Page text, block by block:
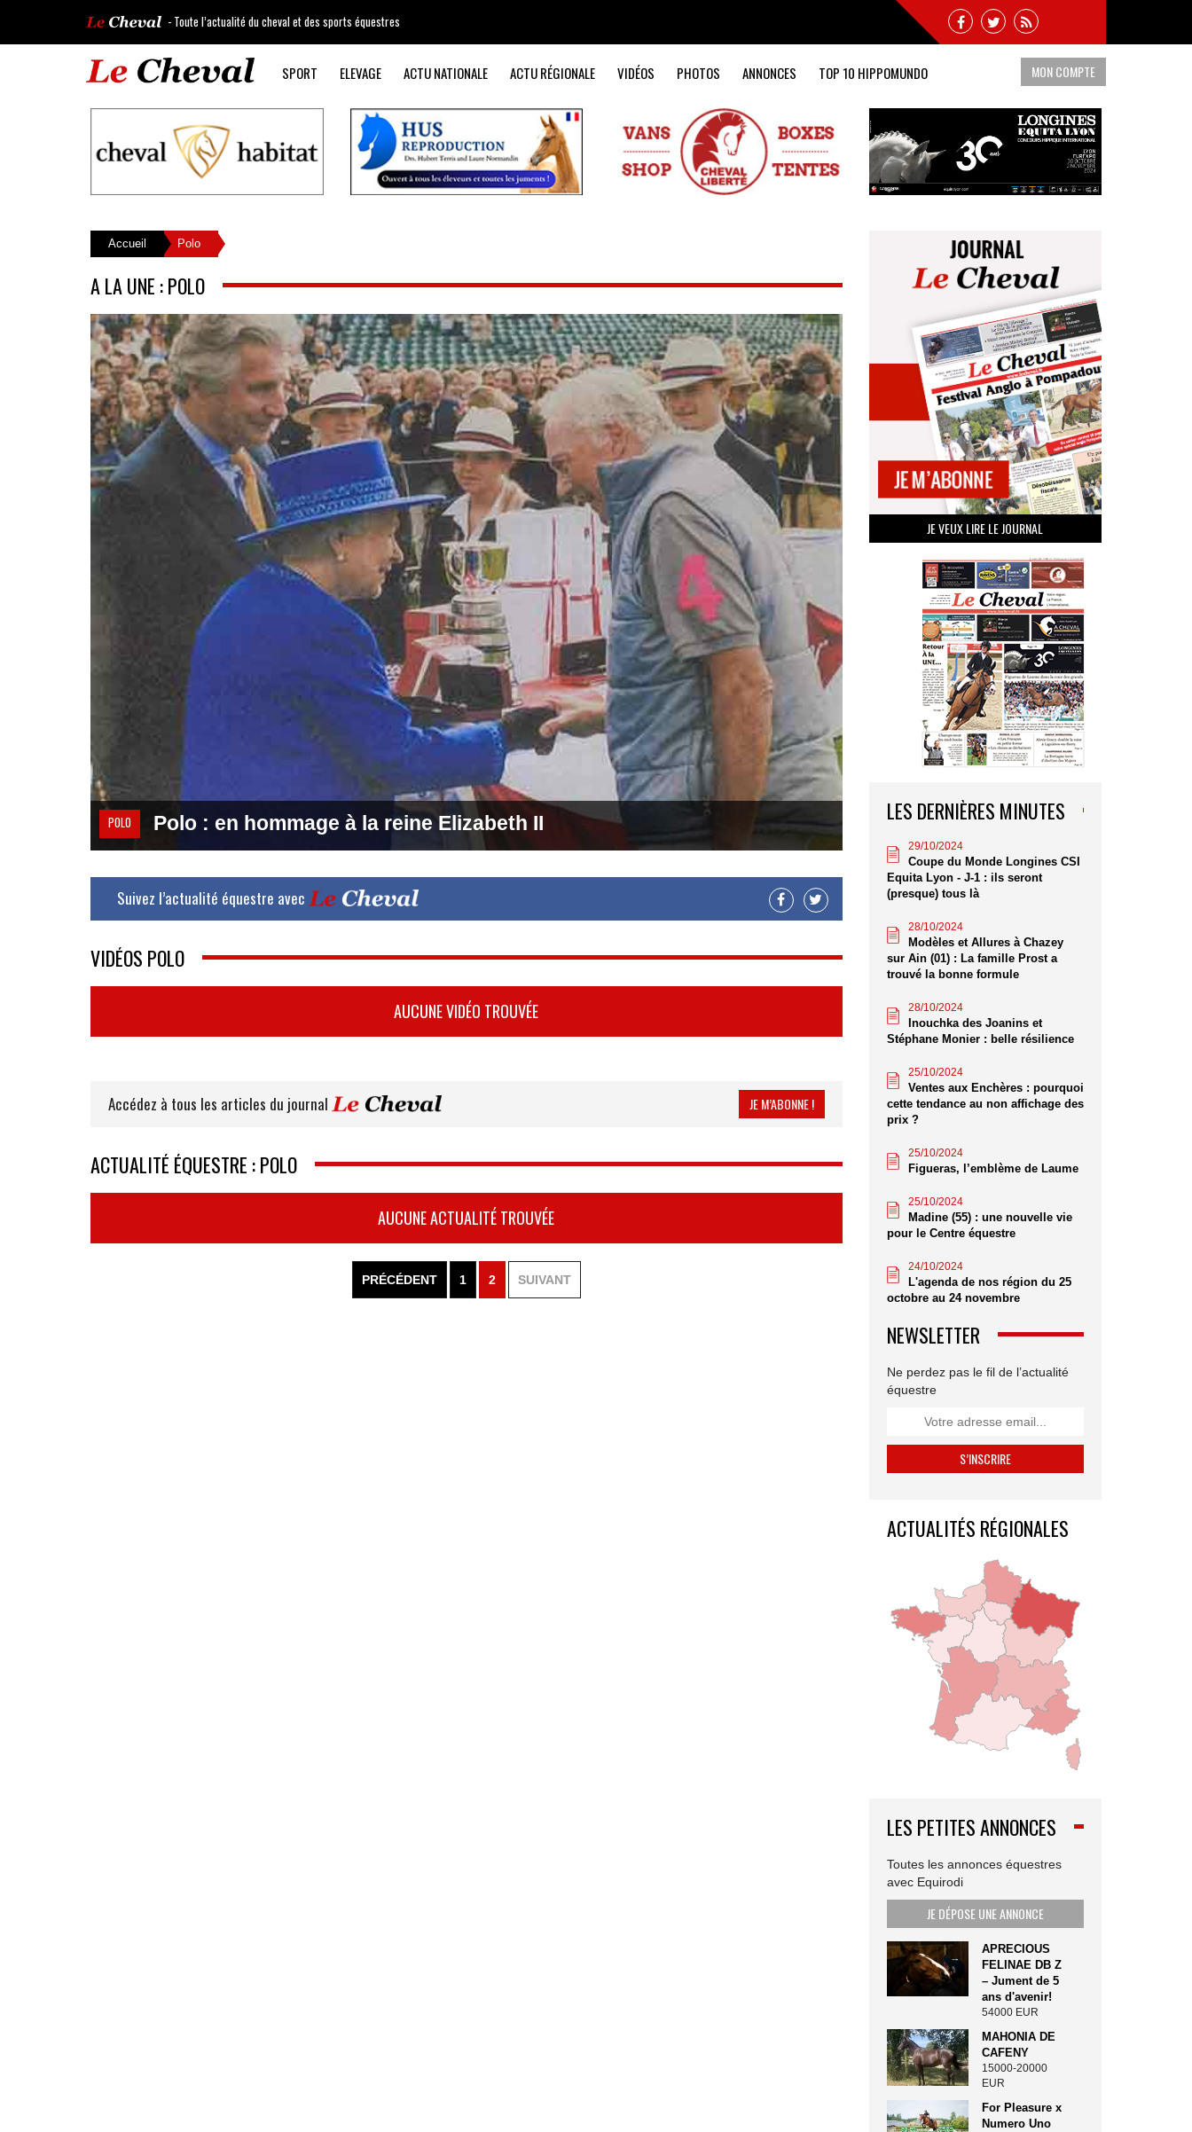
- Toute l’actualité du cheval et des sports équestres
SPORT ELEVAGE ACTU NATIONALE ACTU RÉGIONALE VIDÉOS PHOTOS ANNONCES TOP 10 HIPPOMUNDO MON COMPTE
Accueil Polo
A LA UNE : POLO
POLO Polo : en hommage à la reine Elizabeth II
Suivez l’actualité équestre avec
VIDÉOS POLO
AUCUNE VIDÉO TROUVÉE
Accédez à tous les articles du journal JE M’ABONNE !
ACTUALITÉ ÉQUESTRE : POLO
AUCUNE ACTUALITÉ TROUVÉE
PRÉCÉDENT 1 2 SUIVANT
JE VEUX LIRE LE JOURNAL
LES DERNIÈRES MINUTES
29/10/2024
Coupe du Monde Longines CSI
Equita Lyon - J-1 : ils seront
(presque) tous là
28/10/2024
Modèles et Allures à Chazey
sur Ain (01) : La famille Prost a
trouvé la bonne formule
28/10/2024
Inouchka des Joanins et
Stéphane Monier : belle résilience
25/10/2024
Ventes aux Enchères : pourquoi
cette tendance au non affichage des
prix ?
25/10/2024
Figueras, l’emblème de Laume
25/10/2024
Madine (55) : une nouvelle vie
pour le Centre équestre
24/10/2024
L'agenda de nos région du 25
octobre au 24 novembre
NEWSLETTER
Ne perdez pas le fil de l’actualité
équestre
ACTUALITÉS RÉGIONALES
LES PETITES ANNONCES
Toutes les annonces équestres
avec Equirodi
JE DÉPOSE UNE ANNONCE
APRECIOUS
FELINAE DB Z
– Jument de 5
ans d'avenir!
54000 EUR
MAHONIA DE
CAFENY
15000-20000
EUR
For Pleasure x
Numero Uno